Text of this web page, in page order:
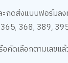
ะกดส่งแบบฟอร์ม
368, 389,
ดเลือกตามเลข